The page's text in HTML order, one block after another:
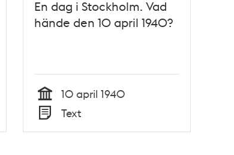
En dag i Stockholm. Vad
hände den 10 april 1940?
Tid
10 april 1940
Typ
Text